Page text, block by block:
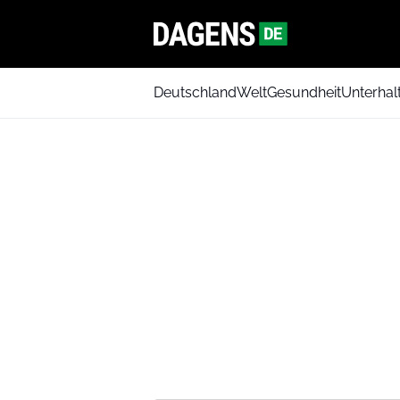
DeutschlandWeltGesundheit